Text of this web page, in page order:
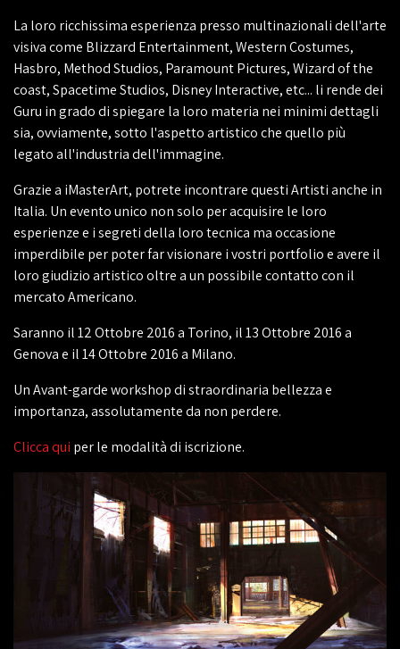
La loro ricchissima esperienza presso multinazionali dell'arte
visiva come Blizzard Entertainment, Western Costumes,
Hasbro, Method Studios, Paramount Pictures, Wizard of the
coast, Spacetime Studios, Disney Interactive, etc... li rende dei
Guru in grado di spiegare la loro materia nei minimi dettagli
sia, ovviamente, sotto l'aspetto artistico che quello più
legato all'industria dell'immagine.
Grazie a iMasterArt, potrete incontrare questi Artisti anche in
Italia. Un evento unico non solo per acquisire le loro
esperienze e i segreti della loro tecnica ma occasione
imperdibile per poter far visionare i vostri portfolio e avere il
loro giudizio artistico oltre a un possibile contatto con il
mercato Americano.
Saranno il 12 Ottobre 2016 a Torino, il 13 Ottobre 2016 a
Genova e il 14 Ottobre 2016 a Milano.
Un Avant-garde workshop di straordinaria bellezza e
importanza, assolutamente da non perdere.
Clicca qui per le modalità di iscrizione.